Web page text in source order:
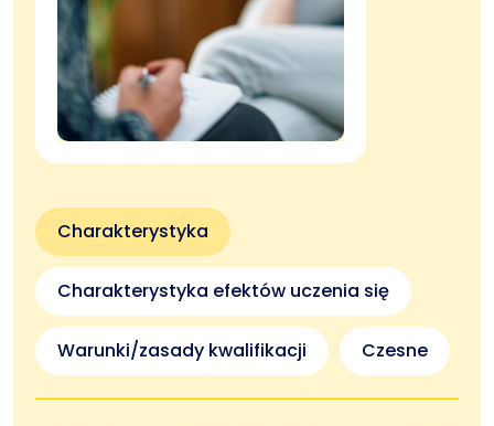
Charakterystyka
Charakterystyka efektów uczenia się
Warunki/zasady kwalifikacji Czesne